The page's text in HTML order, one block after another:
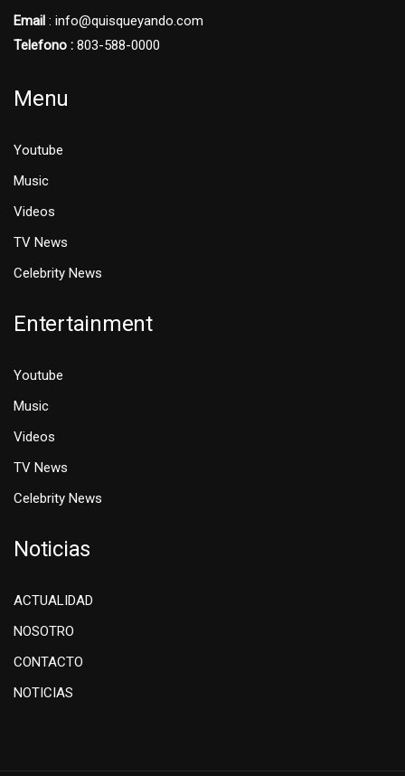
Email : info@quisqueyando.com
Telefono : 803-588-0000
Menu
Youtube
Music
Videos
TV News
Celebrity News
Entertainment
Youtube
Music
Videos
TV News
Celebrity News
Noticias
ACTUALIDAD
NOSOTRO
CONTACTO
NOTICIAS